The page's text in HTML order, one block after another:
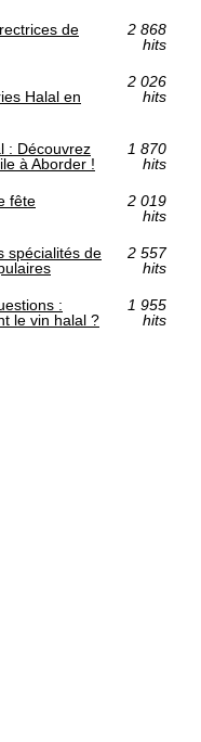
de
2 868
hits
Halal en
2 026
hits
: Découvrez
à Aborder !
1 870
hits
fête
2 019
hits
spécialités de
2 557
hits
:
le vin halal ?
1 955
hits